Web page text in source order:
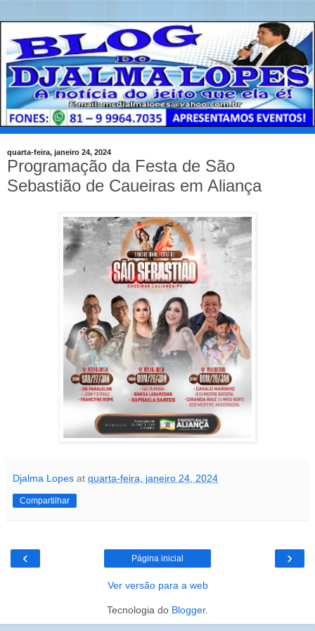
quarta-feira, janeiro 24, 2024
Programação da Festa de São
Sebastião de Caueiras em Aliança
Djalma Lopes at quarta-feira, janeiro 24, 2024
Compartilhar
‹ ›
Página inicial
Ver versão para a web
Tecnologia do Blogger.